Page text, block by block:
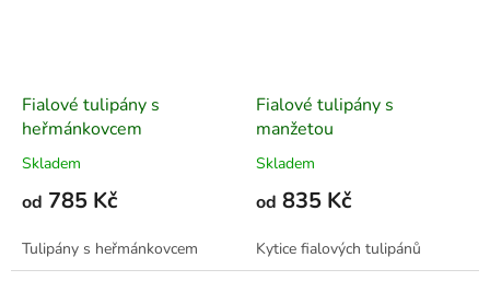
Fialové tulipány s
heřmánkovcem
Skladem
od 785 Kč
Tulipány s heřmánkovcem
Fialové tulipány s
manžetou
Skladem
od 835 Kč
Kytice fialových tulipánů